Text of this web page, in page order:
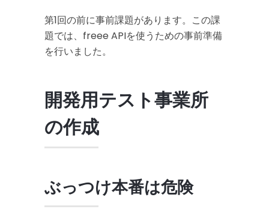
第1回の前に事前課題があります。この課
題では、freee APIを使うための事前準備
を行いました。
開発用テスト事業所
の作成
ぶっつけ本番は危険